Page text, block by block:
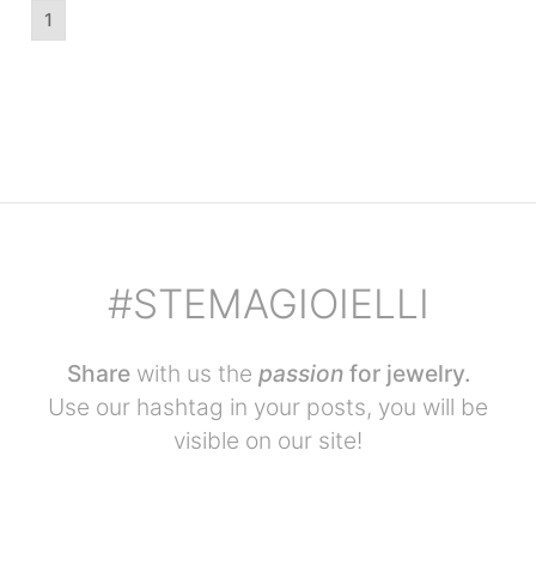
1
#STEMAGIOIELLI
Share with us the passion for jewelry.
Use our hashtag in your posts, you will be
visible on our site!